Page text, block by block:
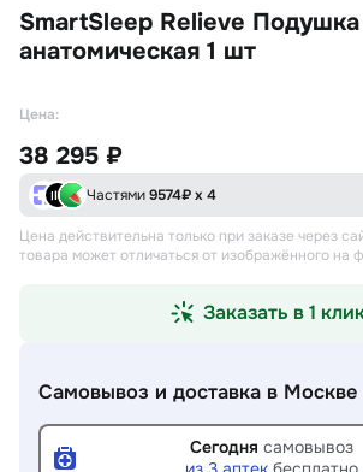
SmartSleep Relieve Подушка
анатомическая 1 шт
Цена:
38 295 ₽
Частями9574₽ х 4
Цена действительна только при заказе через
товара может отличаться от изображённого на
Заказать в 1
Самовывоз и доставка в Москве
Сегодня самовывоз